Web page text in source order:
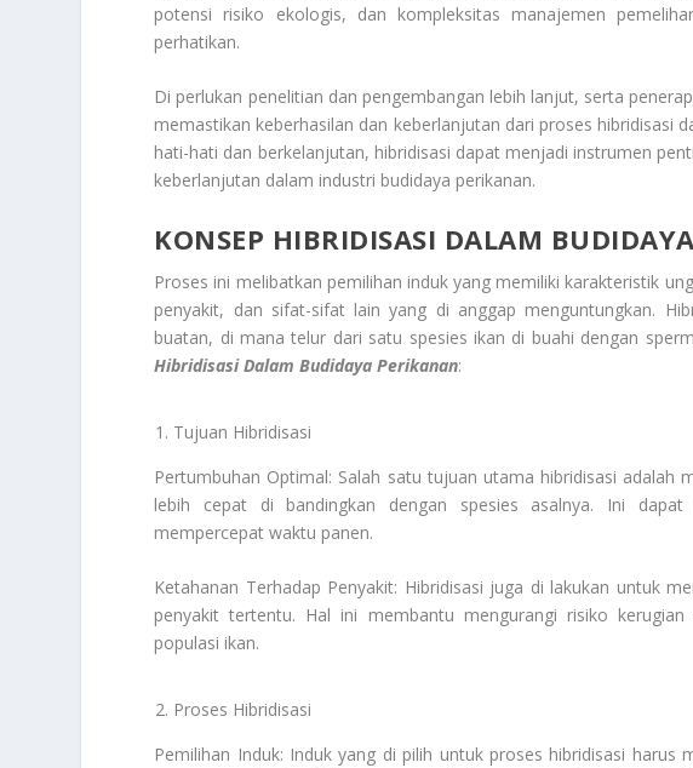
potensi risiko ekologis, dan kompleksitas manajemen
perhatikan.
Di perlukan penelitian dan pengembangan lebih lanjut, serta
memastikan keberhasilan dan keberlanjutan dari proses hibridisasi
hati-hati dan berkelanjutan, hibridisasi dapat menjadi instrumen
keberlanjutan dalam industri budidaya perikanan.
KONSEP HIBRIDISASI DALAM
Proses ini melibatkan pemilihan induk yang memiliki karakteristik
penyakit, dan sifat-sifat lain yang di anggap menguntungkan.
buatan, di mana telur dari satu spesies ikan di buahi dengan
Hibridisasi Dalam Budidaya Perikanan:
Tujuan Hibridisasi
Pertumbuhan Optimal: Salah satu tujuan utama hibridisasi adalah
lebih cepat di bandingkan dengan spesies asalnya. Ini dapat
mempercepat waktu panen.
Ketahanan Terhadap Penyakit: Hibridisasi juga di lakukan untuk
penyakit tertentu. Hal ini membantu mengurangi risiko
populasi ikan.
Proses Hibridisasi
Pemilihan Induk: Induk yang di pilih untuk proses hibridisasi harus